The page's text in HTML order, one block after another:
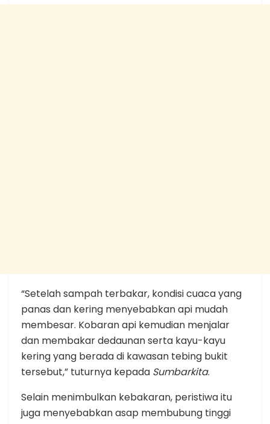
“Setelah sampah terbakar, kondisi cuaca yang
panas dan kering menyebabkan api mudah
membesar. Kobaran api kemudian menjalar
dan membakar dedaunan serta kayu-kayu
kering yang berada di kawasan tebing bukit
tersebut,” tuturnya kepada Sumbarkita.
Selain menimbulkan kebakaran, peristiwa itu
juga menyebabkan asap membubung tinggi